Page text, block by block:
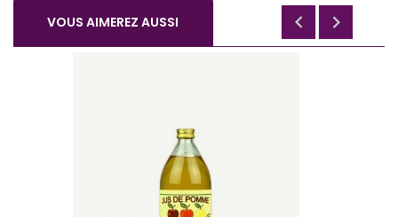
VOUS AIMEREZ AUSSI  